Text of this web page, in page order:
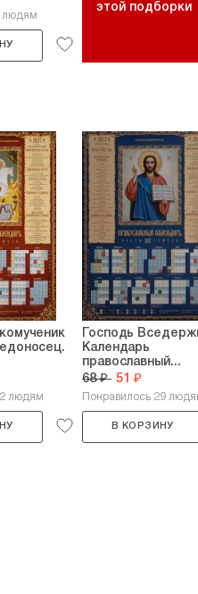
людям
этой подборки
людям
Господь
Календарь
православный...
68 ₽ 51 ₽
Понравилось 29
В КОРЗИНУ